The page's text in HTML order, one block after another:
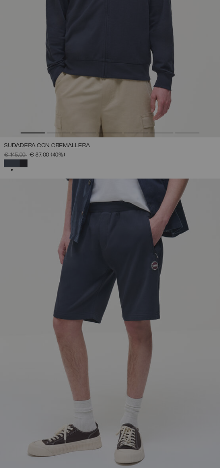
SUDADERA CON CREMALLERA
PRECIO REBAJADO DE
€ 145,00A€ 87,00 (40%)